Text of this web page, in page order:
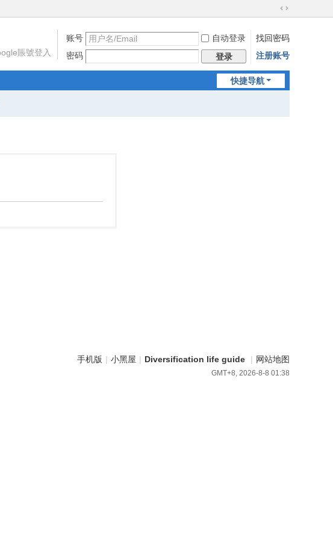
切
到
宽
版
账号 自动登录
找回密码
密码
登录 注册账号
賬號登入
快捷导航
手机版 | 小黑屋 | Diversification life guide | 网站地图
GMT+8, 2026-8-8 01:38